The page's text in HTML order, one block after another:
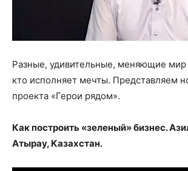
Разные, удивительные, меняющие мир
кто исполняет мечты. Представляем
проекта «Герои рядом».
Как построить «зеленый» бизнес.
Атырау, Казахстан.